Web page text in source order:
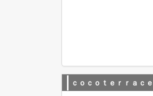
ｃｏｃｏｔｅｒｒａｃｅ